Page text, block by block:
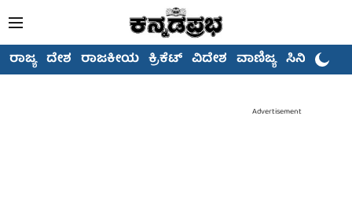
ರಾಜ್ಯ ದೇಶ ರಾಜಕೀಯ ಕ್ರಿಕೆಟ್ ವಿದೇಶ ವಾಣಿಜ್ಯ ಸಿನಿಮಾ
Advertisement